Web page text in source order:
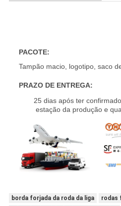
PACOTE:
Tampão macio, logotipo, saco
PRAZO DE ENTREGA:
25 dias após ter
estação da produção e
borda forjada da roda da liga
rodas